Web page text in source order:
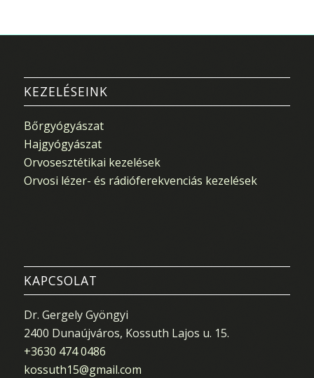
KEZELÉSEINK
Bőrgyógyászat
Hajgyógyászat
Orvosesztétikai kezelések
Orvosi lézer- és rádióferekvenciás kezelések
KAPCSOLAT
Dr. Gergely Gyöngyi
2400 Dunaújváros, Kossuth Lajos u. 15.
+3630 474 0486
kossuth15@gmail.com